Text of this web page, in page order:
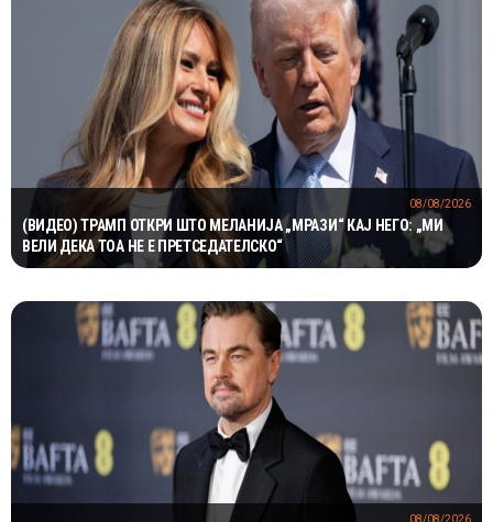
(ВИДЕО) ТРАМП ОТКРИ ШТО МЕЛАНИЈА „МРАЗИ“ КАЈ НЕГО: „МИ
ВЕЛИ ДЕКА ТОА НЕ Е ПРЕТСЕДАТЕЛСКО“
08/08/2026
08/08/2026